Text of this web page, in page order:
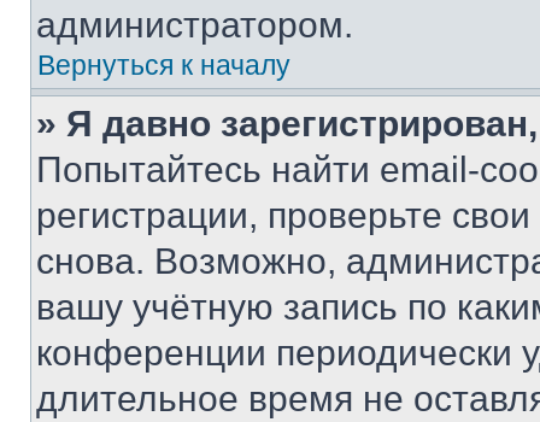
администратором.
Вернуться к началу
» Я давно
Попытайтесь найти email-
регистрации, проверьте
снова. Возможно,
вашу учётную запись по
конференции периодически
длительное время не